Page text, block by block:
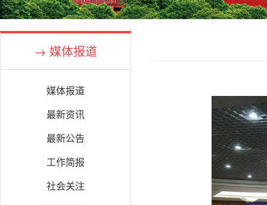
→ 媒体报道
媒体报道
最新资讯
最新公告
工作简报
社会关注